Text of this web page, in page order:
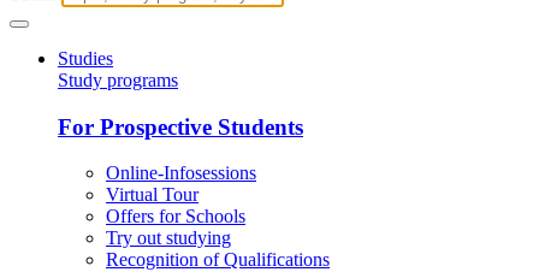
Studies
Study programs
For Prospective Students
Online-Infosessions
Virtual Tour
Offers for Schools
Try out studying
Recognition of Qualifications